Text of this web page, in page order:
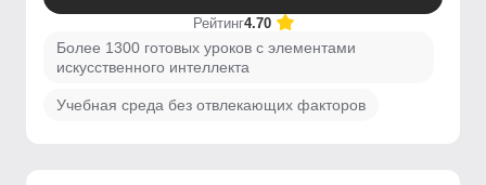
Рейтинг4.70
Более 1300 готовых уроков с элементами
искусственного интеллекта
Учебная среда без отвлекающих факторов